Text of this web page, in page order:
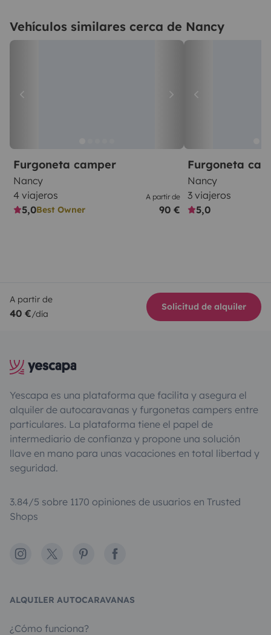
Vehículos similares cerca de Nancy
Furgoneta camper
Nancy
4 viajeros
5,0Best Owner
A partir de
90 €
Furgoneta
Nancy
3 viajeros
5,0
A partir de
40 €/día
Solicitud de alquiler
Yescapa es una plataforma que facilita y asegura el
alquiler de autocaravanas y furgonetas campers entre
particulares. La plataforma tiene el papel de
intermediario de confianza y propone una solución
llave en mano para unas vacaciones en total libertad y
seguridad.
3.84/5 sobre 1170 opiniones de usuarios en Trusted
Shops
Instagram
X PinterestFacebook
ALQUILER AUTOCARAVANAS
¿Cómo funciona?